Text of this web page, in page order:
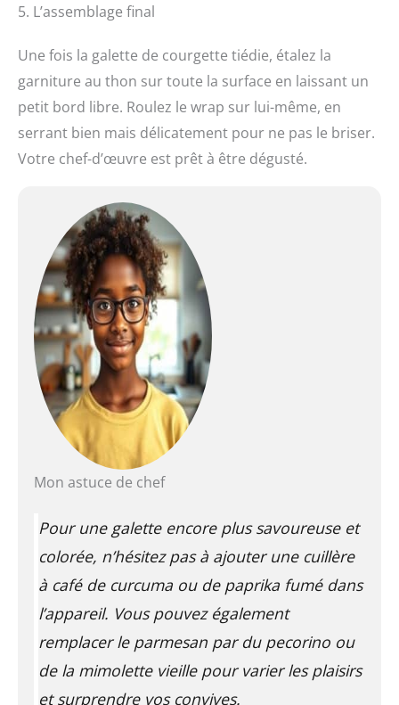
5. L’assemblage final
Une fois la galette de courgette tiédie, étalez la
garniture au thon sur toute la surface en laissant un
petit bord libre. Roulez le wrap sur lui-même, en
serrant bien mais délicatement pour ne pas le briser.
Votre chef-d’œuvre est prêt à être dégusté.
Mon astuce de chef
Pour une galette encore plus savoureuse et
colorée, n’hésitez pas à ajouter une cuillère
à café de curcuma ou de paprika fumé dans
l’appareil. Vous pouvez également
remplacer le parmesan par du pecorino ou
de la mimolette vieille pour varier les plaisirs
et surprendre vos convives.